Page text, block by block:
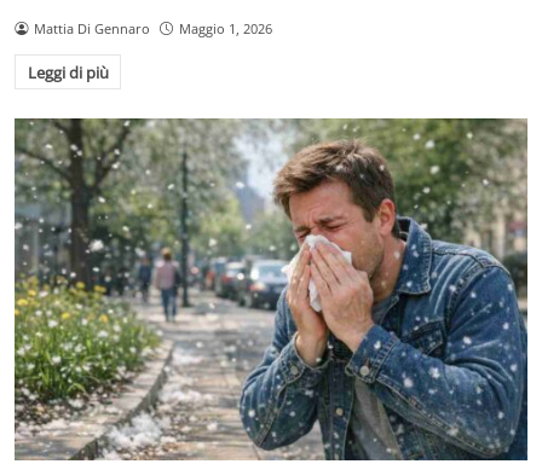
Mattia Di Gennaro Maggio 1, 2026
Leggi di più